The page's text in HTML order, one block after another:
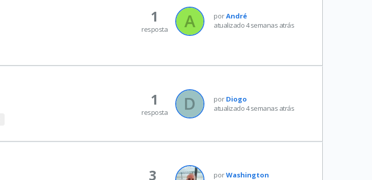
porAndré
atualizado 4 semanas atrás
1
resposta
por Diogo
atualizado 4 semanas atrás
1
resposta
porWashington
3